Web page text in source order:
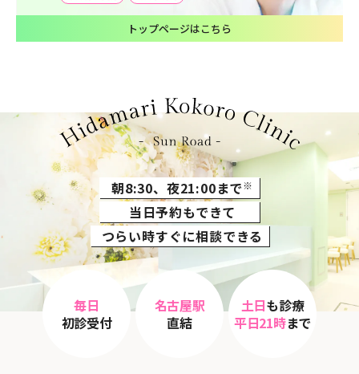
トップページはこちら
朝8:30、夜21:00まで※
当日予約もできて
つらい時すぐに相談できる
毎日
初診受付
名古屋駅
直結
土日も診療
平日21時まで